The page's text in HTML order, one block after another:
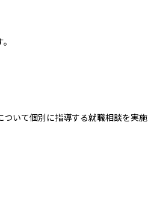
いて個別に指導する就職相談を実施